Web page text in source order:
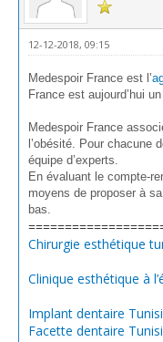
12-12-2018, 09:15
Medespoir France est l’
France est aujourd’hui
Medespoir France
l’obésité. Pour chacune
équipe d’experts.
En évaluant le compte-
moyens de proposer à
bas.
Chirurgie esthétique
Clinique esthétique à
Implant dentaire
Facette dentaire